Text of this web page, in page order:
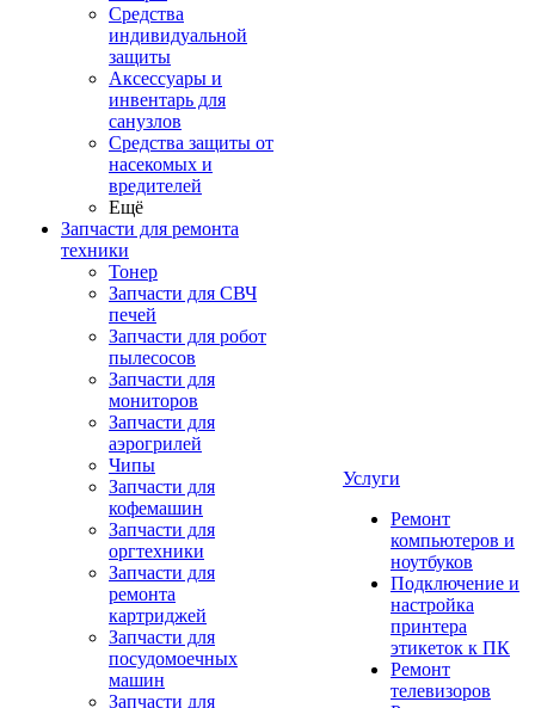
Средства
индивидуальной
защиты
Аксессуары и
инвентарь для
санузлов
Средства защиты от
насекомых и
вредителей
Ещё
Запчасти для ремонта
техники
Тонер
Запчасти для СВЧ
печей
Запчасти для робот
пылесосов
Запчасти для
мониторов
Запчасти для
аэрогрилей
Чипы
Запчасти для
кофемашин
Запчасти для
оргтехники
Запчасти для
ремонта
картриджей
Запчасти для
посудомоечных
машин
Запчасти для
Услуги
Ремонт
компьютеров и
ноутбуков
Подключение и
настройка
принтера
этикеток к ПК
Ремонт
телевизоров